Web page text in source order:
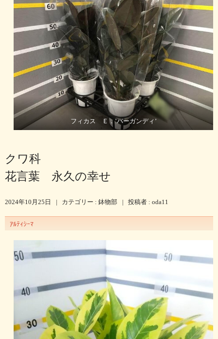
フィカス Ｅ．’バーガンディ’
クワ科
花言葉 永久の幸せ
2024年10月25日 | カテゴリー : 鉢物部 | 投稿者 : oda11
ｱﾙﾃｨｼｰﾏ